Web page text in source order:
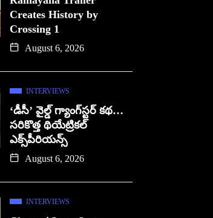
Creates History by
Crossing 1
August 6, 2026
INTERVIEWS
‘డీసీ’ వైల్డ్ గ్యాంగ్‌స్టర్ కథ…
సరికొత్త థియేట్రికల్
ఎక్స్‌పీరియన్స్
August 6, 2026
INTERVIEWS